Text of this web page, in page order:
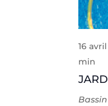
16
min